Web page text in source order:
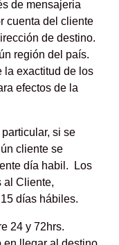
de mensajeria
cuenta del cliente
de destino.
región del país.
la exactitud de los
efectos de la
si se
cliente se
día habil. Los
al Cliente,
días hábiles.
24 y 72hrs.